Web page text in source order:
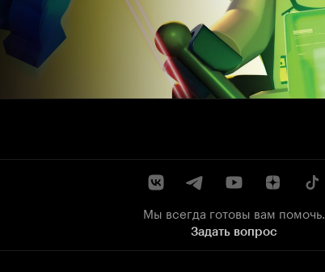
Мы всегда готовы вам помочь.
Задать вопрос